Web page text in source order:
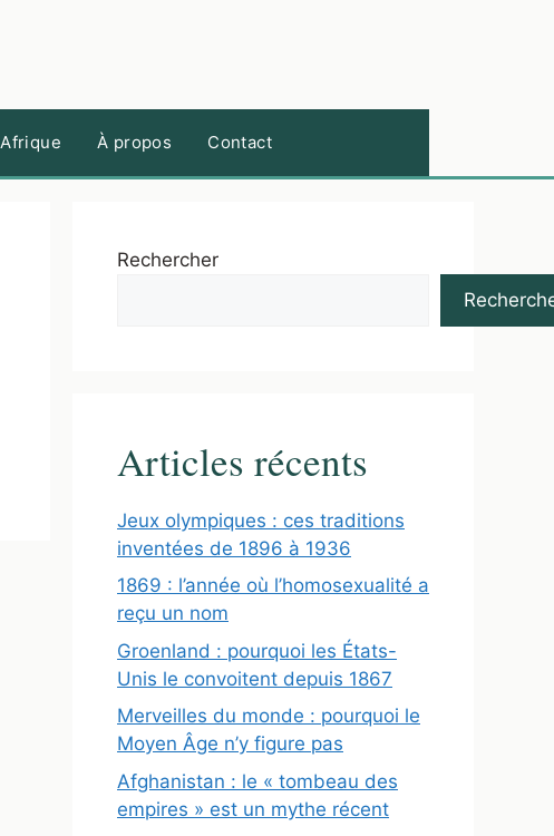
Afrique À propos Contact
Rechercher
Articles récents
Jeux olympiques : ces traditions
inventées de 1896 à 1936
1869 : l’année où l’homosexualité a
reçu un nom
Groenland : pourquoi les États-
Unis le convoitent depuis 1867
Merveilles du monde : pourquoi le
Moyen Âge n’y figure pas
Afghanistan : le « tombeau des
empires » est un mythe récent